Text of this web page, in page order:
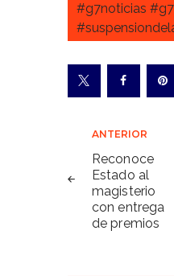
#g7noticias
de
entradas
ANTERIOR
Reconoce
Estado al
magisterio
con entrega
de premios